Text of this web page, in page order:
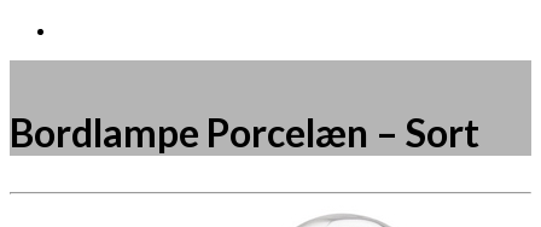
Bordlampe Porcelæn – Sort
Måske kunne nogle af disse produkter have din